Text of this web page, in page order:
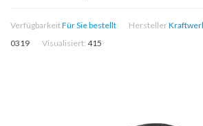
VerfügbarkeitFür Sie bestellt Hersteller
0319
Visualisiert: 415